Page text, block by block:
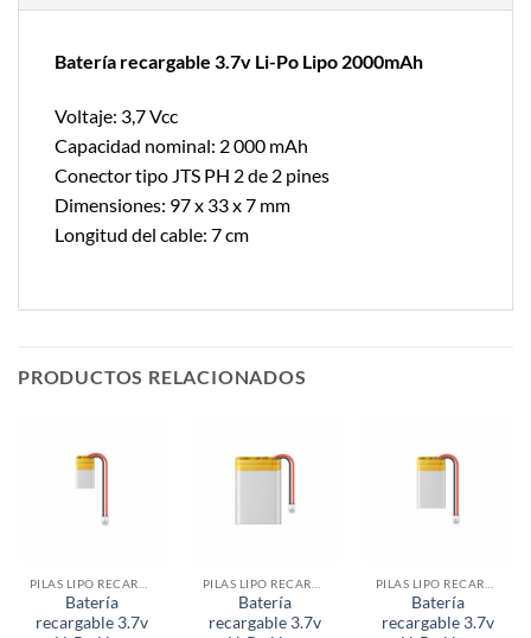
Batería recargable 3.7v Li-Po Lipo 2000mAh
Voltaje: 3,7 Vcc
Capacidad nominal: 2 000 mAh
Conector tipo JTS PH 2 de 2 pines
Dimensiones: 97 x 33 x 7 mm
Longitud del cable: 7 cm
PRODUCTOS RELACIONADOS
Batería
recargable 3.7v
Batería
recargable 3.7v
Batería
recargable 3.7v